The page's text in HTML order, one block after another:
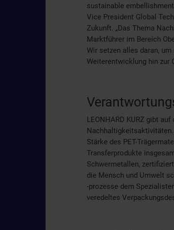
sustainable
Vice President Global
Zukunft. „Das Thema
Marktführer im Bereich
Wir setzen alles daran,
Weiterentwicklung hin zur
LEONHARD KURZ gibt
Stärke des PET-
Transferprodukte
Schwermetallen,
die Mensch und Umwelt
-prozesse dem
veredeltes